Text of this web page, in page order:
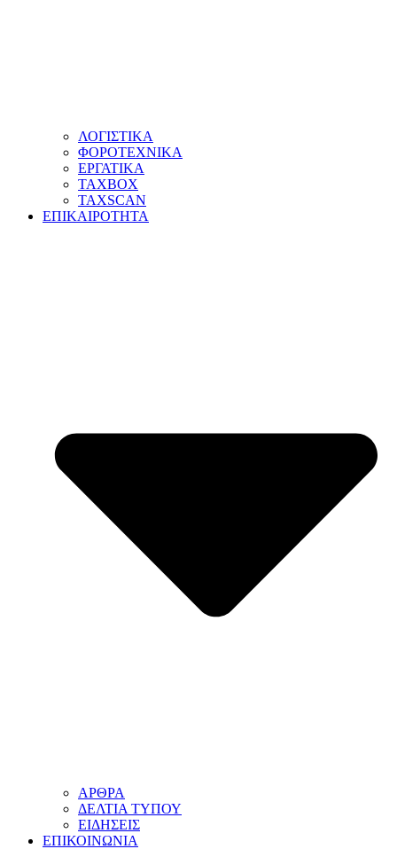
ΛΟΓΙΣΤΙΚΑ
ΦΟΡΟΤΕΧΝΙΚΑ
ΕΡΓΑΤΙΚΑ
TAXBOX
TAXSCAN
ΕΠΙΚΑΙΡΟΤΗΤΑ
ΑΡΘΡΑ
ΔΕΛΤΙΑ ΤΥΠΟΥ
ΕΙΔΗΣΕΙΣ
ΕΠΙΚΟΙΝΩΝΙΑ